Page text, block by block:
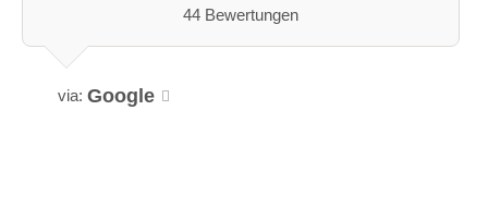
44 Bewertungen
via: Google